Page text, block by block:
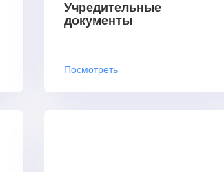
Учредительные
документы
Посмотреть